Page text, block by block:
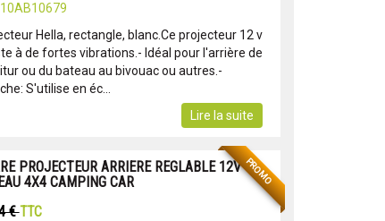
Hella, rectangle, blanc.Ce projecteur 12 v
à de fortes vibrations.- Idéal pour l'arrière de
ou du bateau au bivouac ou autres.-
S'utilise en éc...
Lire la suite
PROMO
PROJECTEUR ARRIERE REGLABLE 12V
4X4 CAMPING CAR
€TTC